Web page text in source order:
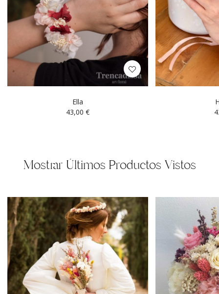
Ella
43,00 €
Mostrar Últimos Productos Vistos